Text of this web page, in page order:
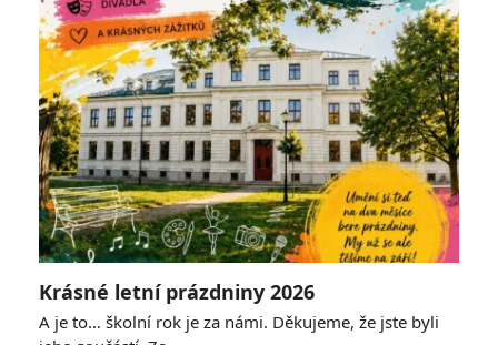
Krásné letní prázdniny 2026
A je to… školní rok je za námi. Děkujeme, že jste byli